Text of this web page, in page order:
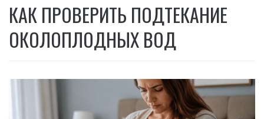
КАК ПРОВЕРИТЬ ПОДТЕКАНИЕ
ОКОЛОПЛОДНЫХ ВОД